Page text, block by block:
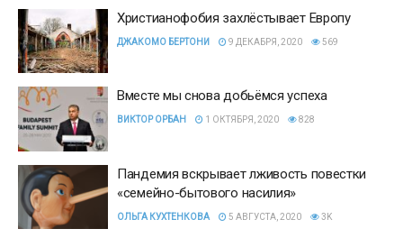
Христианофобия захлёстывает Европу
ДЖАКОМО БЕРТОНИ 9 ДЕКАБРЯ, 2020 569
Вместе мы снова добьёмся успеха
ВИКТОР ОРБАН 1 ОКТЯБРЯ, 2020 828
Пандемия вскрывает лживость повестки
«семейно-бытового насилия»
ОЛЬГА КУХТЕНКОВА 5 АВГУСТА, 2020 3K